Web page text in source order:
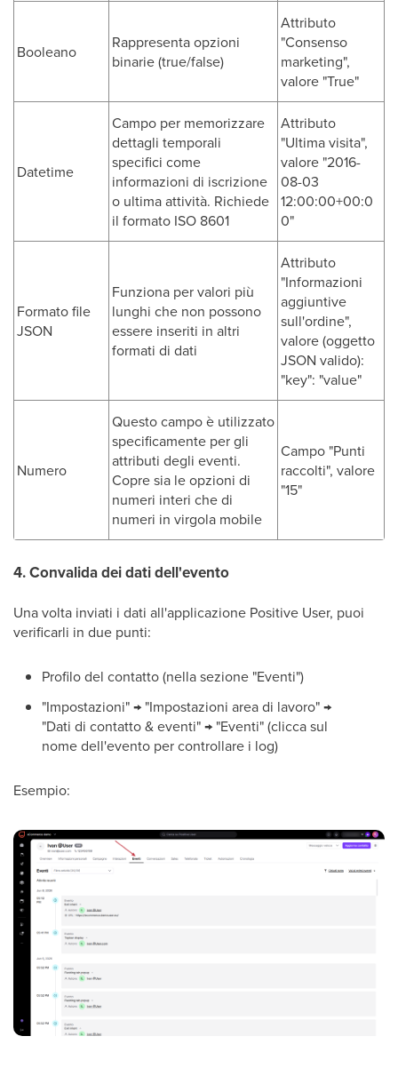
Booleano
Rappresenta opzioni
binarie (true/false)
Attributo
"Consenso
marketing",
valore "True"
Datetime
Campo per memorizzare
dettagli temporali
specifici come
informazioni di iscrizione
o ultima attività. Richiede
il formato ISO 8601
Attributo
"Ultima visita",
valore "2016-
08-03
12:00:00+00:0
0"
Formato file
JSON
Funziona per valori più
lunghi che non possono
essere inseriti in altri
formati di dati
Attributo
"Informazioni
aggiuntive
sull'ordine",
valore (oggetto
JSON valido):
"key": "value"
Numero
Questo campo è utilizzato
specificamente per gli
attributi degli eventi.
Copre sia le opzioni di
numeri interi che di
numeri in virgola mobile
Campo "Punti
raccolti", valore
"15"
4. Convalida dei dati dell'evento
Una volta inviati i dati all'applicazione Positive User, puoi
verificarli in due punti:
Profilo del contatto (nella sezione "Eventi")
"Impostazioni" → "Impostazioni area di lavoro" →
"Dati di contatto & eventi" → "Eventi" (clicca sul
nome dell'evento per controllare i log)
Esempio: